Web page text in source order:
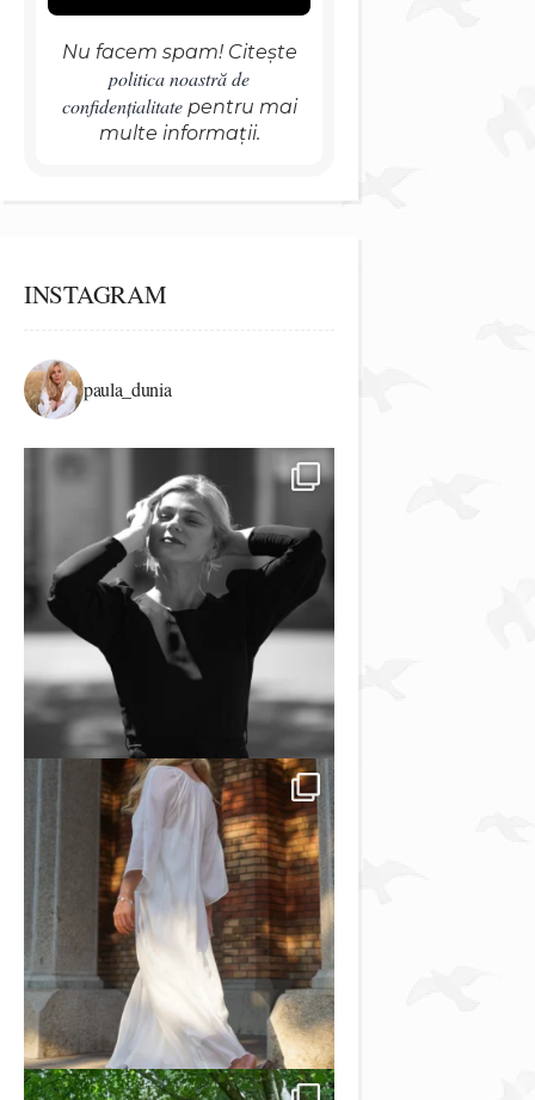
Nu facem spam! Citește
politica noastră de
confidențialitatepentru mai
multe informații.
INSTAGRAM
paula_dunia